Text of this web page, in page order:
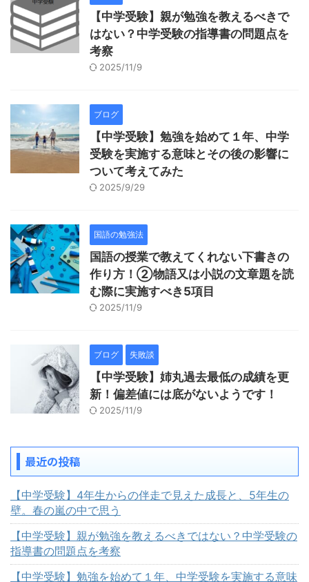
【中学受験】親が勉強を教えるべきで
はない？中学受験の指導書の問題点を
考察
2025/11/9
ブログ
【中学受験】勉強を始めて１年、中学
受験を実施する意味とその後の影響に
ついて考えてみた
2025/9/29
国語の勉強法
国語の授業で教えてくれない下書きの
作り方！②物語又は小説の文章題を読
む際に実施すべき5項目
2025/11/9
ブログ 失敗談
【中学受験】姉丸過去最低の成績を更
新！偏差値には底がないようです！
2025/11/9
最近の投稿
【中学受験】4年生からの伴走で見えた成長と、5年生の
壁。春の嵐の中で思う
【中学受験】親が勉強を教えるべきではない？中学受験の
指導書の問題点を考察
【中学受験】勉強を始めて１年、中学受験を実施する意味